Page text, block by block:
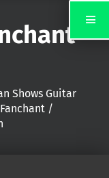
Shows Guitar
/